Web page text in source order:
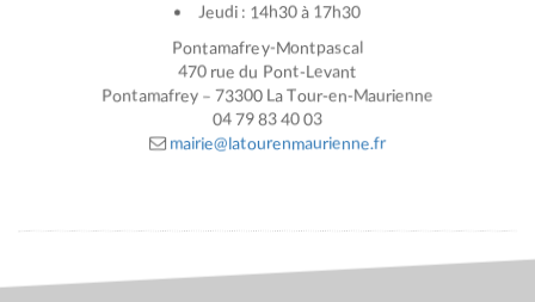
Jeudi : 14h30 à 17h30
Pontamafrey-Montpascal
470 rue du Pont-Levant
Pontamafrey – 73300 La Tour-en-Maurienne
04 79 83 40 03
mairie@latourenmaurienne.fr